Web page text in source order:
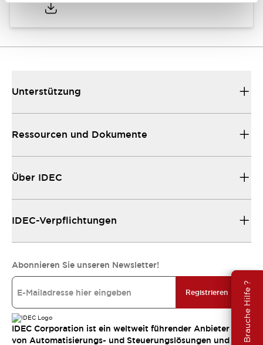
Brauche Hilfe ?
Unterstützung
Ressourcen und Dokumente
Über IDEC
IDEC-Verpflichtungen
Abonnieren Sie unseren Newsletter!
Registrieren
IDEC Corporation ist ein weltweit führender Anbieter
von Automatisierungs- und Steuerungslösungen und